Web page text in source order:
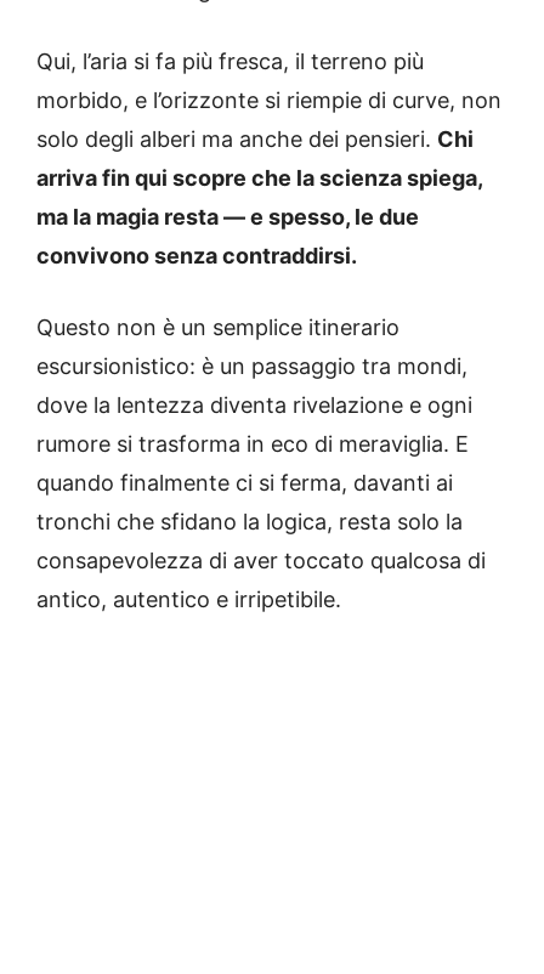
Qui, l’aria si fa più fresca, il terreno più
morbido, e l’orizzonte si riempie di curve, non
solo degli alberi ma anche dei pensieri. Chi
arriva fin qui scopre che la scienza spiega,
ma la magia resta — e spesso, le due
convivono senza contraddirsi.
Questo non è un semplice itinerario
escursionistico: è un passaggio tra mondi,
dove la lentezza diventa rivelazione e ogni
rumore si trasforma in eco di meraviglia. E
quando finalmente ci si ferma, davanti ai
tronchi che sfidano la logica, resta solo la
consapevolezza di aver toccato qualcosa di
antico, autentico e irripetibile.